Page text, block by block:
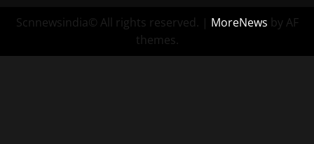
Scnnewsindia© All rights reserved. | MoreNews by AF
themes.